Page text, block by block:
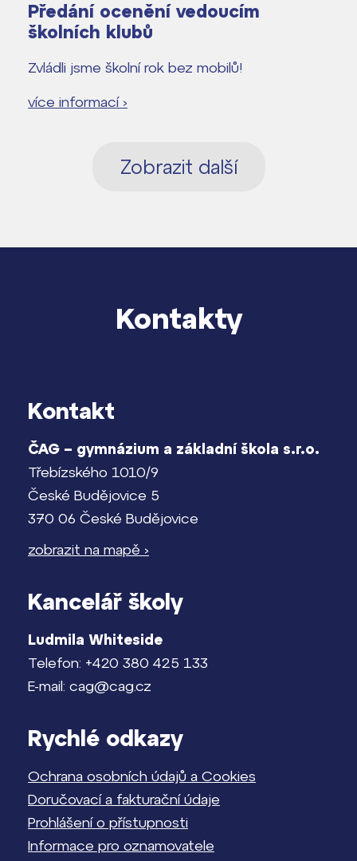
Předání ocenění vedoucím
školních klubů
Zvládli jsme školní rok bez mobilů!
více informací ›
Zobrazit další
Kontakty
Kontakt
ČAG – gymnázium a základní škola s.r.o.
Třebízského 1010/9
České Budějovice 5
370 06 České Budějovice
zobrazit na mapě ›
Kancelář školy
Ludmila Whiteside
Telefon: +420 380 425 133
E-mail: cag@cag.cz
Rychlé odkazy
Ochrana osobních údajů a Cookies
Doručovací a fakturační údaje
Prohlášení o přístupnosti
Informace pro oznamovatele